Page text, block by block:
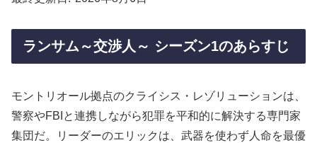
ランサム～交渉人～ シーズン1のあらすじ
モントリオール拠点のクライシス・レゾリューションは、
警察やFBIと連携しながら犯罪を平和的に解決する専門家
集団だ。リーダーのエリックは、武器を使わず人命を最優